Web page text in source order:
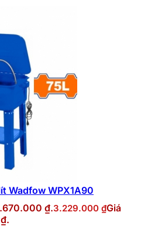
Wadfow WPX1A90
₫.3.229.000 ₫Giá